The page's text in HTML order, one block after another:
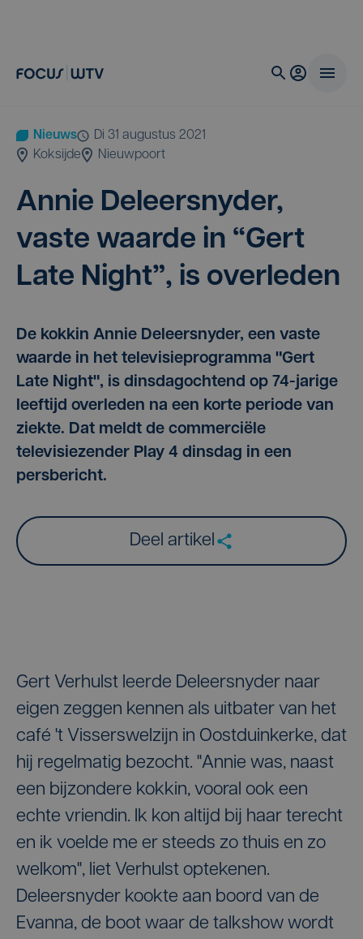
Nieuws
di 31 augustus 2021
Koksijde
Nieuwpoort
Annie Deleer­sny­der,
vas­te waar­de in “Gert
Late Night”, is overleden
De kokkin Annie Deleersnyder, een vaste
waarde in het televisieprogramma "Gert
Late Night", is dinsdagochtend op 74-jarige
leeftijd overleden na een korte periode van
ziekte. Dat meldt de commerciële
televisiezender Play 4 dinsdag in een
persbericht.
Deel artikel
Gert Verhulst leerde Deleersnyder naar
eigen zeggen kennen als uitbater van het
café 't Visserswelzijn in Oostduinkerke, dat
hij regelmatig bezocht. "Annie was, naast
een bijzondere kokkin, vooral ook een
echte vriendin. Ik kon altijd bij haar terecht
en ik voelde me er steeds zo thuis en zo
welkom", liet Verhulst optekenen.
Deleersnyder kookte aan boord van de
Evanna, de boot waar de talkshow wordt